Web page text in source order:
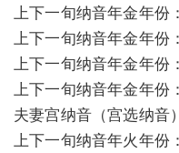
上下一旬纳音年金年份
上下一旬纳音年金年份
上下一旬纳音年金年份
上下一旬纳音年金年份
夫妻宫纳音（宫选纳音
上下一旬纳音年火年份